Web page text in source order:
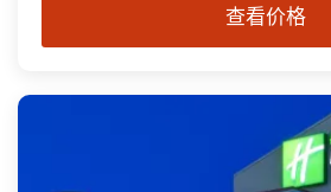
查看价格